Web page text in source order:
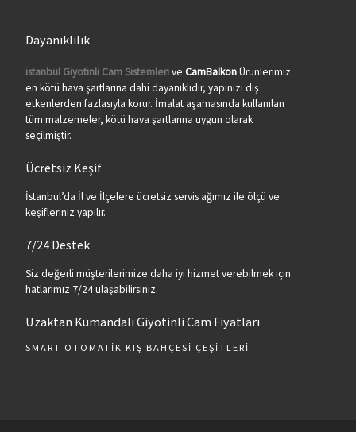
Dayanıklılık
istanbul Giyotinli Cam Sistemlerive CamBalkonÜrünlerimiz
en kötü hava şartlarına dahi dayanıklıdır, yapınızı dış
etkenlerden fazlasıyla korur. İmalat aşamasında kullanılan
tüm malzemeler, kötü hava şartlarına uygun olarak
seçilmiştir.
Ücretsiz Keşif
İstanbul’da İl ve İlçelere ücretsiz servis ağımız ile ölçü ve
keşifleriniz yapılır.
7/24 Destek
Siz değerli müşterilerimize daha iyi hizmet verebilmek için
hatlarımız 7/24 ulaşabilirsiniz.
Uzaktan Kumandalı Giyotinli Cam Fiyatları
SMART OTOMATIK KIŞ BAHÇESI ÇEŞITLERI